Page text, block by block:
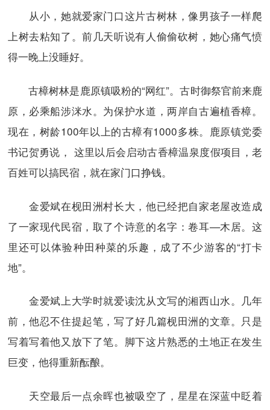
从小，她就爱家门口这片古树林，像男孩子一样爬
上树去粘知了。前几天听说有人偷偷砍树，她心痛气愤
得一晚上没睡好。
古樟树林是鹿原镇吸粉的“网红”。古时御祭官前来鹿
原，必乘船涉洣水。为保护水道，两岸自古遍植香樟。
现在，树龄100年以上的古樟有1000多株。鹿原镇党委
书记贺勇说， 这里以后会启动古香樟温泉度假项目，老
百姓可以搞民宿，就在家门口挣钱。
金爱斌在枧田洲村长大，他已经把自家老屋改造成
了一家现代民宿，取了个诗意的名字：卷耳—木居。这
里还可以体验种田种菜的乐趣，成了不少游客的“打卡
地”。
金爱斌上大学时就爱读沈从文写的湘西山水。几年
前，他忍不住提起笔，写了好几篇枧田洲的文章。只是
写着写着他又放下了笔。脚下这片熟悉的土地正在发生
巨变，他得重新酝酿。
天空最后一点余晖也被吸空了，星星在深蓝中眨着